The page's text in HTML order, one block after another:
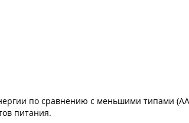
по сравнению с меньшими типами
питания.